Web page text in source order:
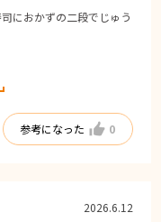
におかずの二段でじゅう
参考になった 0
2026.6.12